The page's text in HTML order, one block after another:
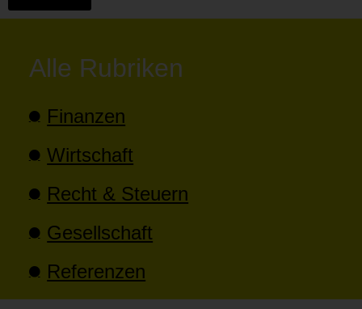
Alle Rubriken
Finanzen
Wirtschaft
Recht & Steuern
Gesellschaft
Referenzen